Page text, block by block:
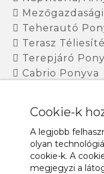
Teherautó
Terasz
Terepjáró
Cabrio Ponyva
Cookie-k
A legjobb
olyan
cookie-k. A
megjegyzi a